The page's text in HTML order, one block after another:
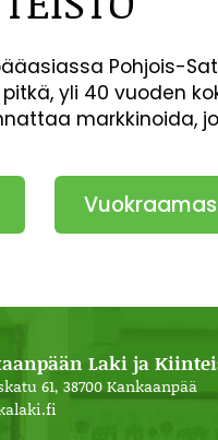
Pohjois-
yli 40 vuoden
markkinoida,
Laki ja
61, 38700 Kankaanpää